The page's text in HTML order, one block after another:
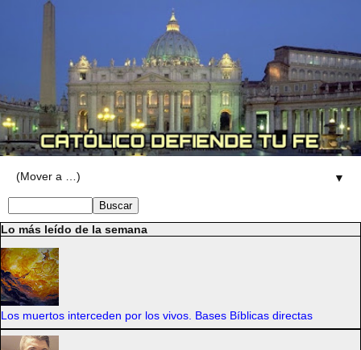
▼
Lo más leído de la semana
Los muertos interceden por los vivos. Bases Bíblicas directas